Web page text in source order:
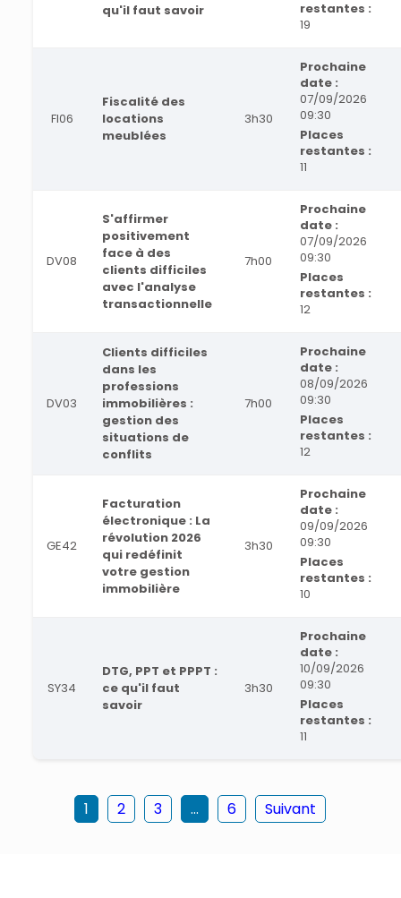
qu'il faut savoir
restantes :
19
FI06
Fiscalité des
locations
meublées
3h30
Prochaine
date :
07/09/2026
09:30
Places
restantes :
11
DV08
S'affirmer
positivement
face à des
clients difficiles
avec l'analyse
transactionnelle
7h00
Prochaine
date :
07/09/2026
09:30
Places
restantes :
12
DV03
Clients difficiles
dans les
professions
immobilières :
gestion des
situations de
conflits
7h00
Prochaine
date :
08/09/2026
09:30
Places
restantes :
12
GE42
Facturation
électronique : La
révolution 2026
qui redéfinit
votre gestion
immobilière
3h30
Prochaine
date :
09/09/2026
09:30
Places
restantes :
10
SY34
DTG, PPT et PPPT :
ce qu'il faut
savoir
3h30
Prochaine
date :
10/09/2026
09:30
Places
restantes :
11
1 2 3 ... 6 Suivant